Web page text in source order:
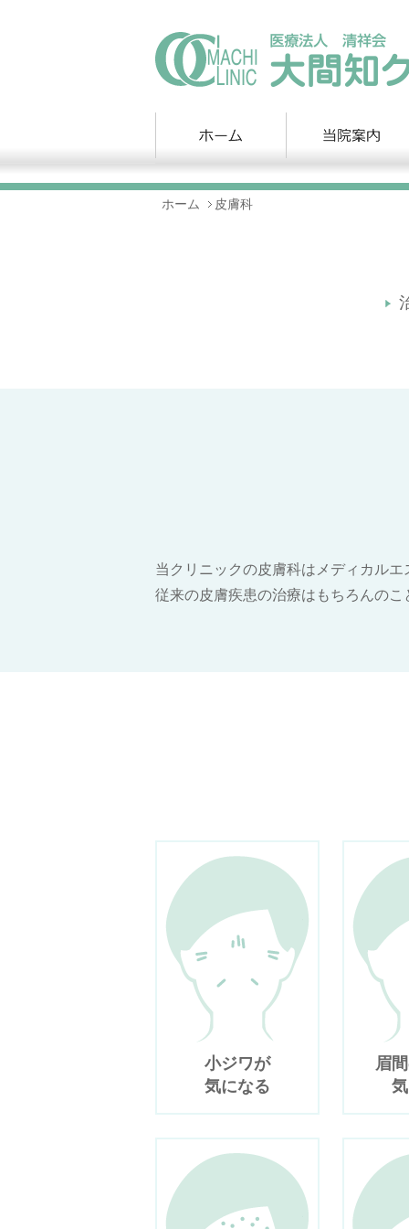
ホーム 皮膚科
当クリニックの皮膚科はメディカル
従来の皮膚疾患の治療はもちろんの
小ジワが
気になる
眉